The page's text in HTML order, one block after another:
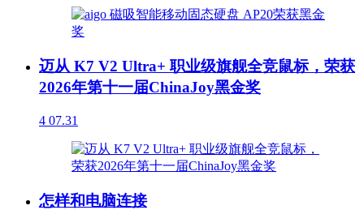
迈从 K7 V2 Ultra+ 职业级旗舰全竞鼠标，荣获
2026年第十一届ChinaJoy黑金奖
4 07.31
怎样和电脑连接